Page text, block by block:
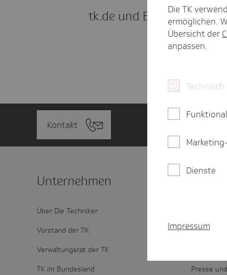
tk.de und Barrie­re­frei­heit
Kontakt
Unter­nehmen
Über Die Techniker
Vorstand der TK
Verwaltungsrat der TK
TK im Bundesland
Karriere
Presse
Die TK
ermöglichen.
Übersicht der
anpassen.
Dienste
Impressum